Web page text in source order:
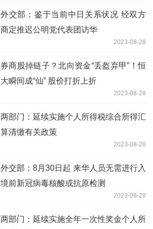
外交部：鉴于当前中日关系状况 经双方
商定推迟公明党代表团访华
2023-08-28
券商股掉链子？北向资金“丢盔弃甲”！恒
大瞬间成“仙” 股价打折上折
2023-08-28
两部门：延续实施个人所得税综合所得汇
算清缴有关政策
2023-08-28
外交部：8月30日起 来华人员无需进行入
境前新冠病毒核酸或抗原检测
2023-08-28
两部门：延续实施全年一次性奖金个人所